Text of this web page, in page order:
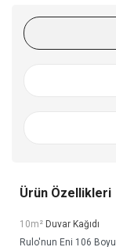
Ürün Özellikleri
10m² Duvar Kağıdı
Rulo'nun Eni 106